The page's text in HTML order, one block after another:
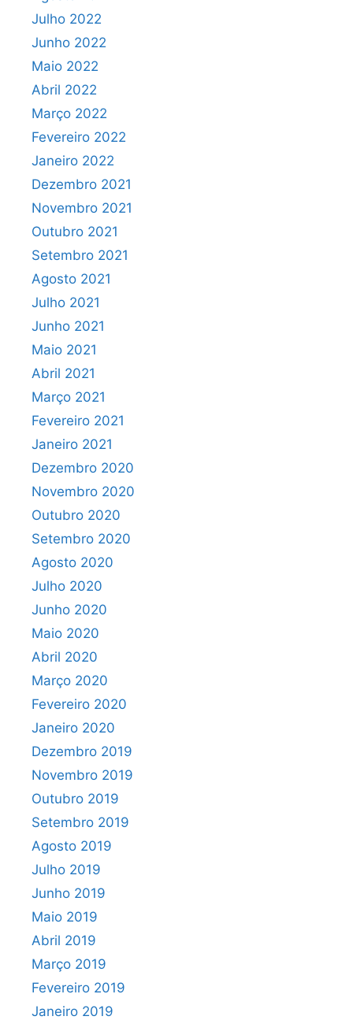
Julho 2022
Junho 2022
Maio 2022
Abril 2022
Março 2022
Fevereiro 2022
Janeiro 2022
Dezembro 2021
Novembro 2021
Outubro 2021
Setembro 2021
Agosto 2021
Julho 2021
Junho 2021
Maio 2021
Abril 2021
Março 2021
Fevereiro 2021
Janeiro 2021
Dezembro 2020
Novembro 2020
Outubro 2020
Setembro 2020
Agosto 2020
Julho 2020
Junho 2020
Maio 2020
Abril 2020
Março 2020
Fevereiro 2020
Janeiro 2020
Dezembro 2019
Novembro 2019
Outubro 2019
Setembro 2019
Agosto 2019
Julho 2019
Junho 2019
Maio 2019
Abril 2019
Março 2019
Fevereiro 2019
Janeiro 2019